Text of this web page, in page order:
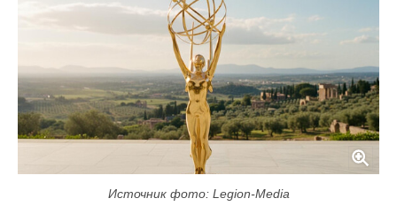
Источник фото: Legion-Media